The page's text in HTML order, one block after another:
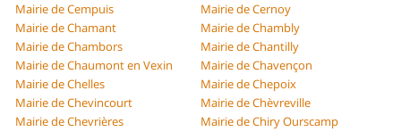
Mairie de Cempuis
Mairie de Cernoy
Mairie de Chamant
Mairie de Chambly
Mairie de Chambors
Mairie de Chantilly
Mairie de Chaumont en Vexin
Mairie de Chavençon
Mairie de Chelles
Mairie de Chepoix
Mairie de Chevincourt
Mairie de Chèvreville
Mairie de Chevrières
Mairie de Chiry Ourscamp